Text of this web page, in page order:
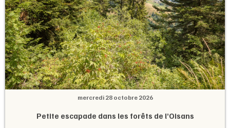
mercredi 28 octobre 2026
Petite escapade dans les forêts de l’Oisans